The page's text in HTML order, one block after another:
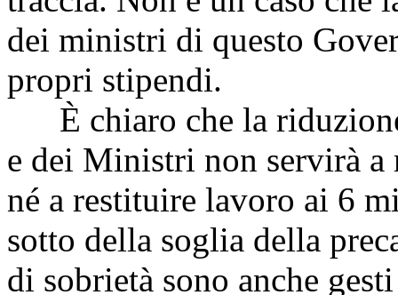
dei ministri di questo
propri stipendi.
È chiaro che la
e dei Ministri non servirà
né a restituire lavoro ai 6
sotto della soglia della
di sobrietà sono anche